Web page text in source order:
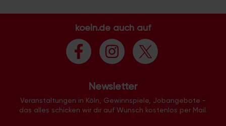
koeln.de auch auf
Newsletter
Veranstaltungen in Köln, Gewinnspiele, Jobangebote -
das alles schicken wir dir auf Wunsch kostenlos per Mail.